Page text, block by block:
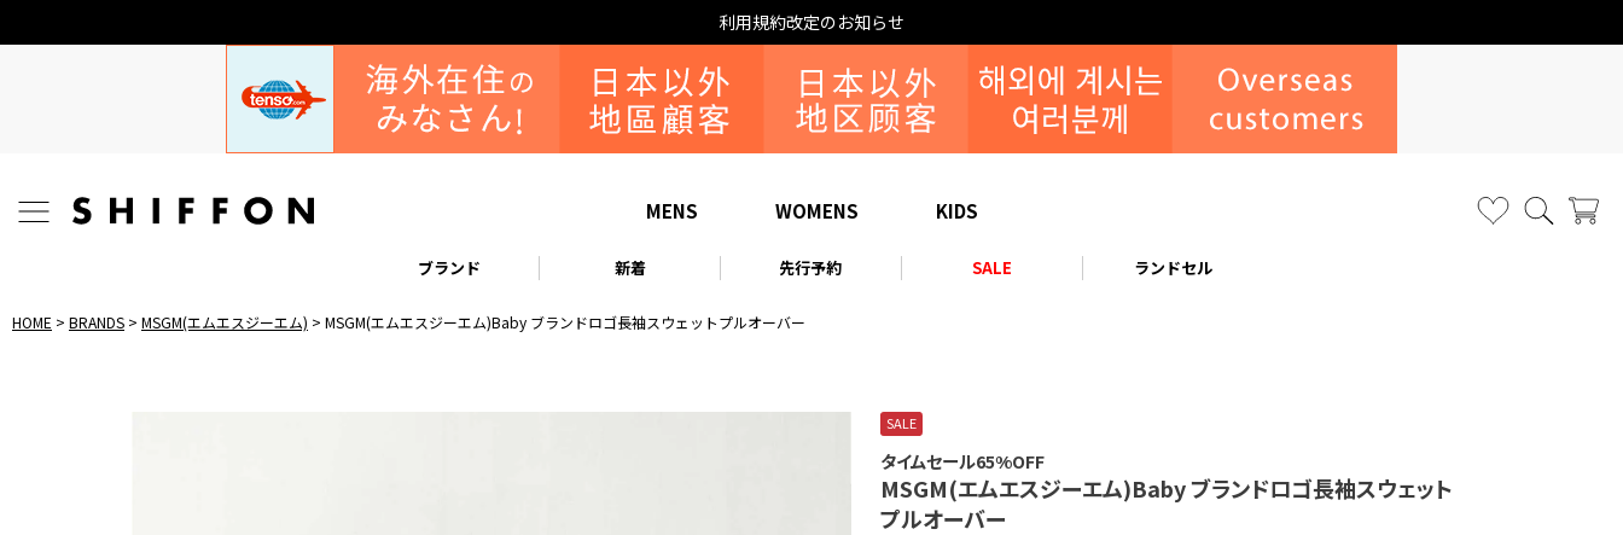
利用規約改定のお知らせ
MENS WOMENS KIDS
ブランド 新着 先行予約 SALE ランドセル
HOME BRANDS MSGM(エムエスジーエム) MSGM(エムエスジーエム)Baby ブランドロゴ長袖スウェットプルオーバー
SALE
タイムセール65%OFF
MSGM(エムエスジーエム)Baby ブランドロゴ長袖スウェット
プルオーバー